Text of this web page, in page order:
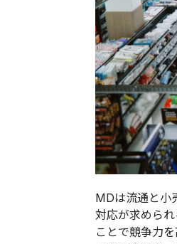
MDは流通と小
対応が求めら
ことで競争力